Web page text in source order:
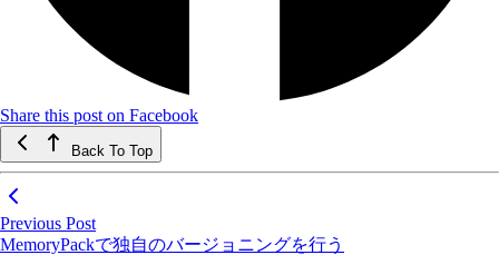
Share this post on Facebook
Back To Top
Previous Post
MemoryPackで独自のバージョニングを行う